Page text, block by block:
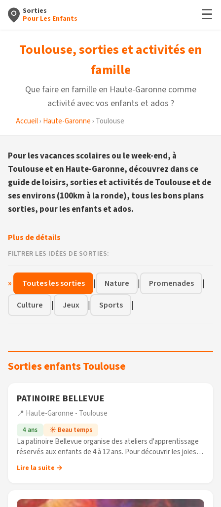
Sorties
Pour Les Enfants
☰
Toulouse, sorties et activités en
famille
Que faire en famille en Haute-Garonne comme
activité avec vos enfants et ados ?
Accueil› Haute-Garonne› Toulouse
Pour les vacances scolaires ou le week-end, à
Toulouse et en Haute-Garonne, découvrez dans ce
guide de loisirs, sorties et activités de Toulouse et de
ses environs (100km à la ronde), tous les bons plans
sorties, pour les enfants et ados.
Plus de détails
FILTRER LES IDÉES DE SORTIES:
» Toutes les sorties | Nature | Promenades |
Culture | Jeux | Sports |
Sorties enfants Toulouse
PATINOIRE BELLEVUE
📍 Haute-Garonne - Toulouse
4 ans ☀️ Beau temps
La patinoire Bellevue organise des ateliers d'apprentissage
réservés aux enfants de 4 à 12 ans. Pour découvrir les joies
Lire la suite →